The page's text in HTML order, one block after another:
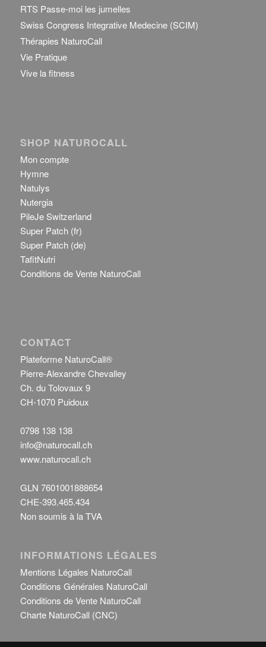
RTS Passe-moi les jumelles
Swiss Congress Integrative Medecine (SCIM)
Thérapies NaturoCall
Vie Pratique
Vive la fitness
SHOP NATUROCALL
Mon compte
Hymne
Natulys
Nutergia
PileJe Switzerland
Super Patch (fr)
Super Patch (de)
TafitNutri
Conditions de Vente NaturoCall
CONTACT
Plateforme NaturoCall®
Pierre-Alexandre Chevalley
Ch. du Tolovaux 9
CH-1070 Puidoux
0798 138 138
info@naturocall.ch
www.naturocall.ch
GLN 7601001888654
CHE-393.465.434
Non soumis à la TVA
INFORMATIONS LÉGALES
Mentions Légales NaturoCall
Conditions Générales NaturoCall
Conditions de Vente NaturoCall
Charte NaturoCall (CNC)